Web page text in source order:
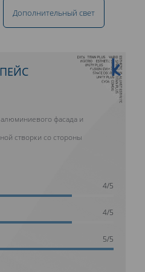
Дополнительный свет
10 ЛЕТ ГАРАНТИИ
фасада и
створки со стороны
4/5
4/5
5/5